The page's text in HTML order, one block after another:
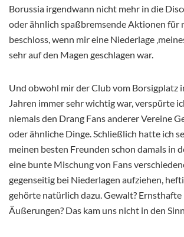
Borussia irgendwann nicht mehr in die
oder ähnlich spaßbremsende Aktionen für
beschloss, wenn mir eine Niederlage
sehr auf den Magen geschlagen war.
Und obwohl mir der Club vom Borsigplatz
Jahren immer sehr wichtig war, verspürte
niemals den Drang Fans anderer Vereine
oder ähnliche Dinge. Schließlich hatte ich
meinen besten Freunden schon damals in
eine bunte Mischung von Fans
gegenseitig bei Niederlagen aufziehen,
gehörte natürlich dazu. Gewalt?
Äußerungen? Das kam uns nicht in den